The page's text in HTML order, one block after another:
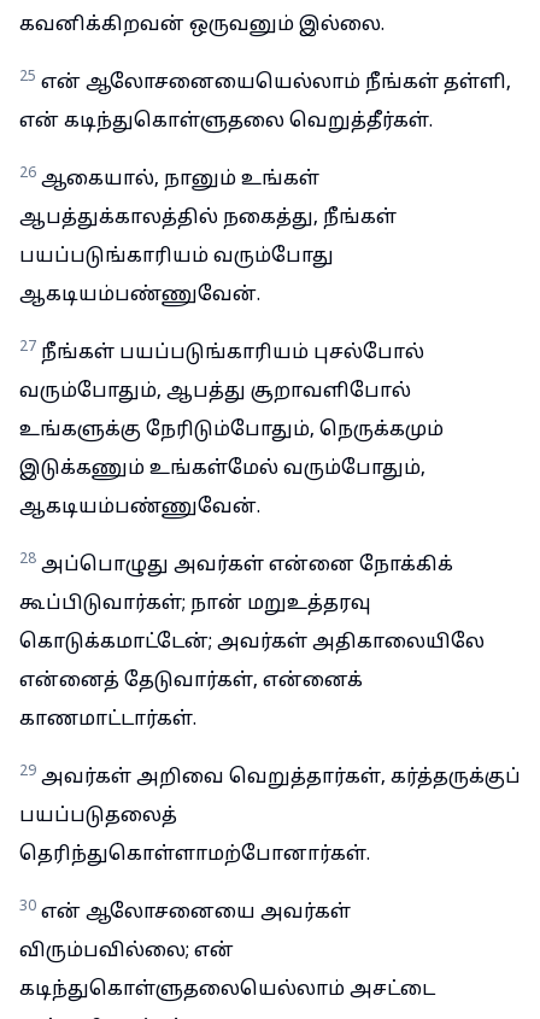
கவனிக்கிறவன் ஒருவனும் இல்லை.
25 என் ஆலோசனையையெல்லாம் நீங்கள் தள்ளி,
என் கடிந்துகொள்ளுதலை வெறுத்தீர்கள்.
26 ஆகையால், நானும் உங்கள்
ஆபத்துக்காலத்தில் நகைத்து, நீங்கள்
பயப்படுங்காரியம் வரும்போது
ஆகடியம்பண்ணுவேன்.
27 நீங்கள் பயப்படுங்காரியம் புசல்போல்
வரும்போதும், ஆபத்து சூறாவளிபோல்
உங்களுக்கு நேரிடும்போதும், நெருக்கமும்
இடுக்கணும் உங்கள்மேல் வரும்போதும்,
ஆகடியம்பண்ணுவேன்.
28 அப்பொழுது அவர்கள் என்னை நோக்கிக்
கூப்பிடுவார்கள்; நான் மறுஉத்தரவு
கொடுக்கமாட்டேன்; அவர்கள் அதிகாலையிலே
என்னைத் தேடுவார்கள், என்னைக்
காணமாட்டார்கள்.
29 அவர்கள் அறிவை வெறுத்தார்கள், கர்த்தருக்குப்
பயப்படுதலைத்
தெரிந்துகொள்ளாமற்போனார்கள்.
30 என் ஆலோசனையை அவர்கள்
விரும்பவில்லை; என்
கடிந்துகொள்ளுதலையெல்லாம் அசட்டை